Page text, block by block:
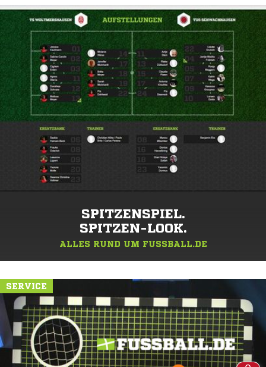
SPITZENSPIEL.
SPITZEN-LOOK.
ALLES RUND UM FUSSBALL.DE
SERVICE